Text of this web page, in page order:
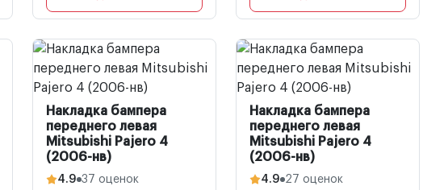
Накладка бампера
переднего левая
Mitsubishi Pajero 4
(2006-нв)
4.9 37 оценок
Накладка бампера
переднего левая
Mitsubishi Pajero 4
(2006-нв)
4.9 27 оценок